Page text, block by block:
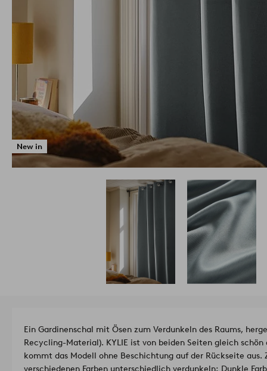
New in
Ein Gardinenschal mit Ösen zum Verdunkeln des Raums,
Recycling-Material). KYLIE ist von beiden Seiten gleich schön
kommt das Modell ohne Beschichtung auf der Rückseite aus.
verschiedenen Farben unterschiedlich verdunkeln: Dunkle